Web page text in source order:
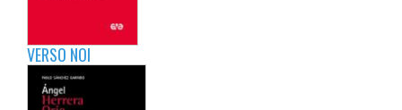
VERSO NOI